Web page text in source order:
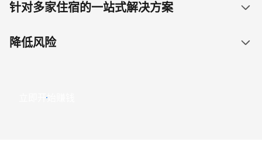
针对多家住宿的一站式解决方案
降低风险
立即开始赚钱